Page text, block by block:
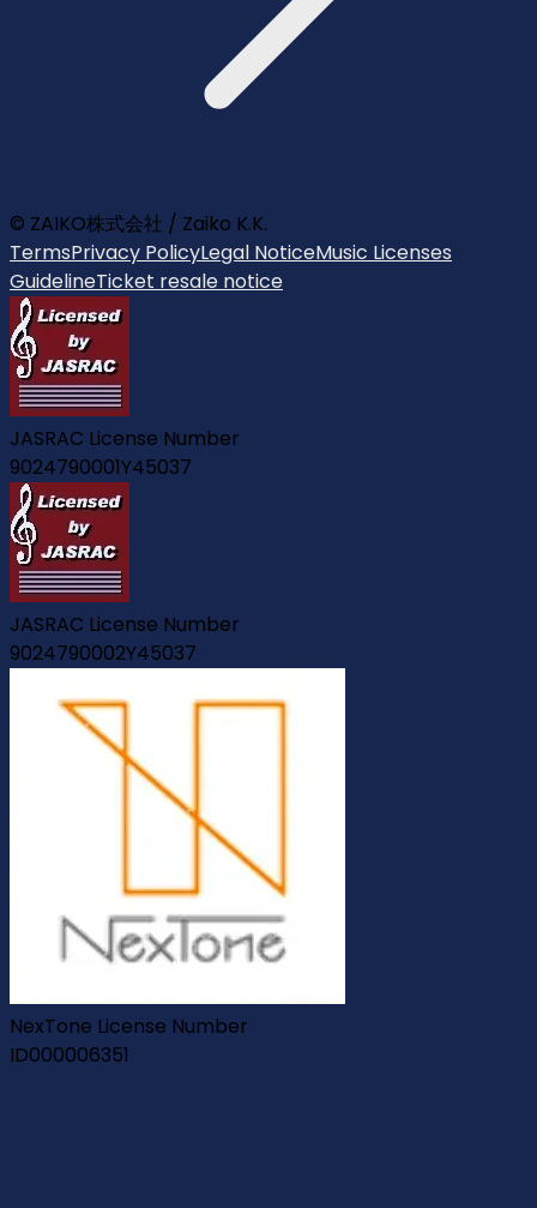
© ZAIKO株式会社 / Zaiko K.K.
TermsPrivacy PolicyLegal NoticeMusic Licenses
GuidelineTicket resale notice
JASRAC License Number
9024790001Y45037
JASRAC License Number
9024790002Y45037
NexTone License Number
ID000006351